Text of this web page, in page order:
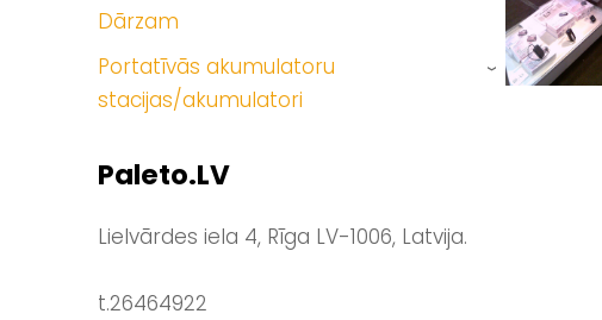
Dārzam
Portatīvās akumulatoru
stacijas/akumulatori
›
Paleto.LV
Lielvārdes iela 4, Rīga LV-1006, Latvija.
t.26464922